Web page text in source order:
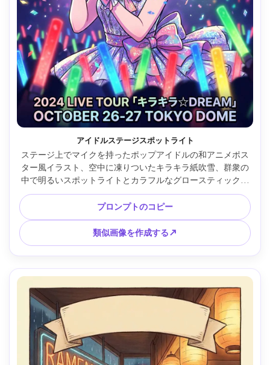
アイドルステージスポットライト
ステージ上でマイクを持ったポップアイドルの和アニメポス
ター風イラスト、空中に凍りついたキラキラ紙吹雪、群衆の
中で明るいスポットライトとカラフルなグロースティック、
表情豊かな笑顔、スパンコールとリボンを使用した詳細な衣
装、鮮やかなグラデーション、すっきりとしたラインワー
ク、タイトルが上部にあり、ツアーデート風のテキストエリ
アがセンタリングされたポスターレイアウト、85mmレン
ズ、被写界深度が浅い --ar 4:5
プロンプトのコピー
類似画像を作成する↗